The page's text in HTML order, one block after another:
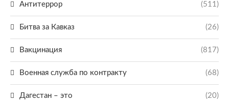
Антитеррор (511)
Битва за Кавказ (26)
Вакцинация (817)
Военная служба по контракту (68)
Дагестан – это (20)